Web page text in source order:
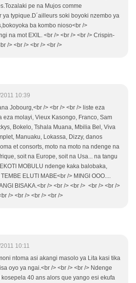
pe na Mujos comme
ya typique.D´ailleurs soki boyoki nzembo ya
ba kombo nioso<br />
na mot EXIL. <br /> <br /> <br /> Crispin-
/> <br /> <br /> <br />
10:39
Jobourg,<br /> <br /> <br /> liste eza
eza molayi, Vieux Kasongo, Franco, Sam
Bokelo, Tshala Muana, Mbilia Bel, Viva
Manuaku, Lokassa, Dizzy, danos
et consorts, moto na moto na ndenge na
soit na Europe, soit na Usa... na tangu
MOBULU ndenge kaka balobaka,
ELUTI MABE<br /> MINGI OOO....
BISAKA.<br /> <br /> <br /> <br /> <br />
/> <br /> <br /> <br />
10:11
ntoma asi akangi masolo ya Lita kasi tika
oyo ya ngai.<br /> <br /> <br /> Ndenge
40 ans alors que yango esi ekufa